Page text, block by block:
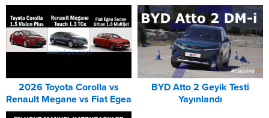
2026 Toyota Corolla vs
Renault Megane vs Fiat Egea
DCT Karşılaştırması
BYD Atto 2 Geyik Testi
Yayınlandı